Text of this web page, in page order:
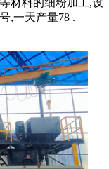
材料的细粉加工,设
,一天产量78 .